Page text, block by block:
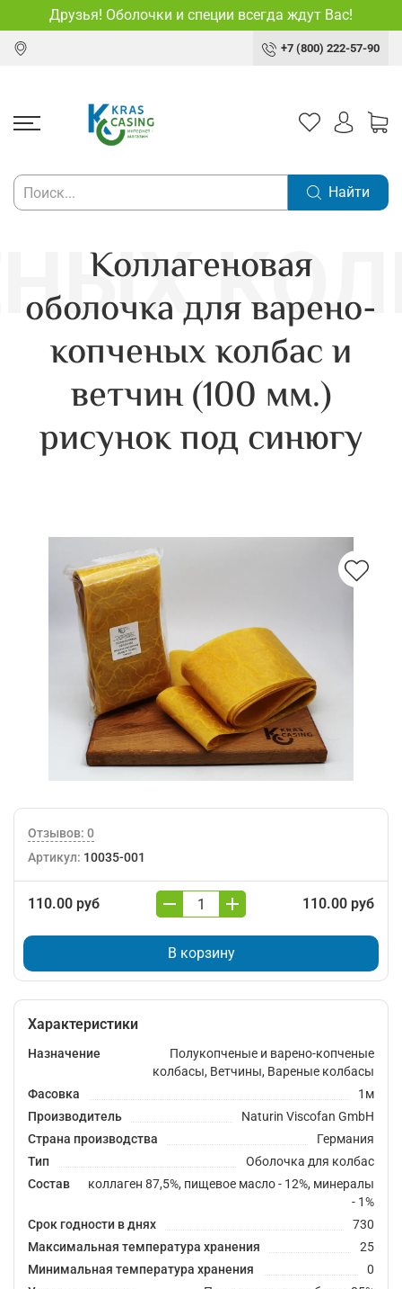
Друзья! Оболочки и специи всегда ждут Вас!
+7 (800) 222-57-90
Найти
Коллагеновая
оболочка для варено-
копченых колбас и
ветчин (100 мм.)
рисунок под синюгу
Отзывов: 0
Артикул: 10035-001
110.00 руб 110.00 руб
В корзину
Характеристики
Назначение
Полукопченые и варено-копченые
колбасы, Ветчины, Вареные колбасы
Фасовка
1м
Производитель
Naturin Viscofan GmbH
Страна производства
Германия
Тип
Оболочка для колбас
Состав
коллаген 87,5%, пищевое масло - 12%, минералы
- 1%
Срок годности в днях
730
Максимальная температура хранения
25
Минимальная температура хранения
0